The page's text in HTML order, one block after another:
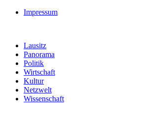
Impressum
Lausitz
Panorama
Politik
Wirtschaft
Kultur
Netzwelt
Wissenschaft